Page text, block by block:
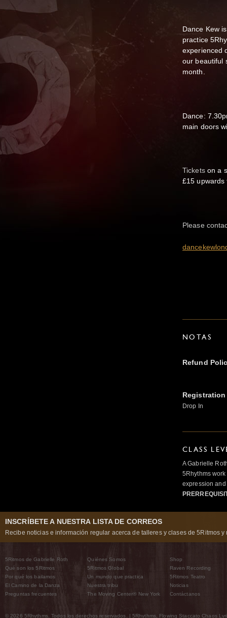
Dance Kew
practice
experienced
our beautiful
month.
Dance:
main doors
Ticketson a
£15 upwards
Please
NOTAS
Refund
Drop In
CLASS
A Gabrielle
5Rhythms
expression
INSCRÍBETE A NUESTRA LISTA DE CORREOS
Recibe noticias e información regular acerca de talleres y clases de 5Ritmos y
5Ritmos de Gabrielle Roth
Qué son los 5Ritmos
Por qué los bailamos
El Camino de la Danza
Preguntas frecuentes
Quiénes Somos
5Ritmos Global
Un mundo que practica
Nuestra tribu
The Moving Center® New York
Shop
Raven Recording
5Ritmos Teatro
Noticias
Contáctanos
© 2026 5Rhythms. Todos los derechos reservados. | 5Rhythms, Flowing Staccato Chaos